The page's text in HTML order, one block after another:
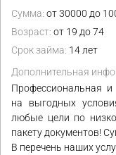
Сумма: от 30000 до
Возраст: от 19 до 74
Срок займа: 14 лет
Дополнительная
Профессиональная
на выгодных
любые цели по
пакету документов!
В перечень наших